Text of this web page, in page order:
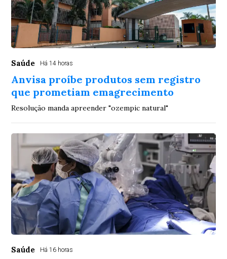
Saúde Há 14 horas
Anvisa proíbe produtos sem registro
que prometiam emagrecimento
Resolução manda apreender "ozempic natural"
Saúde Há 16 horas